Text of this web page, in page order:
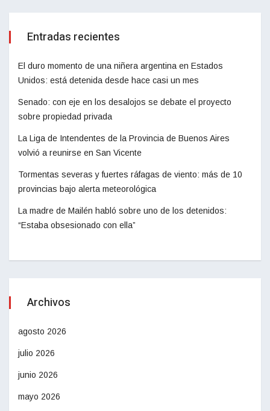
Entradas recientes
El duro momento de una niñera argentina en Estados
Unidos: está detenida desde hace casi un mes
Senado: con eje en los desalojos se debate el proyecto
sobre propiedad privada
La Liga de Intendentes de la Provincia de Buenos Aires
volvió a reunirse en San Vicente
Tormentas severas y fuertes ráfagas de viento: más de 10
provincias bajo alerta meteorológica
La madre de Mailén habló sobre uno de los detenidos:
“Estaba obsesionado con ella”
Archivos
agosto 2026
julio 2026
junio 2026
mayo 2026